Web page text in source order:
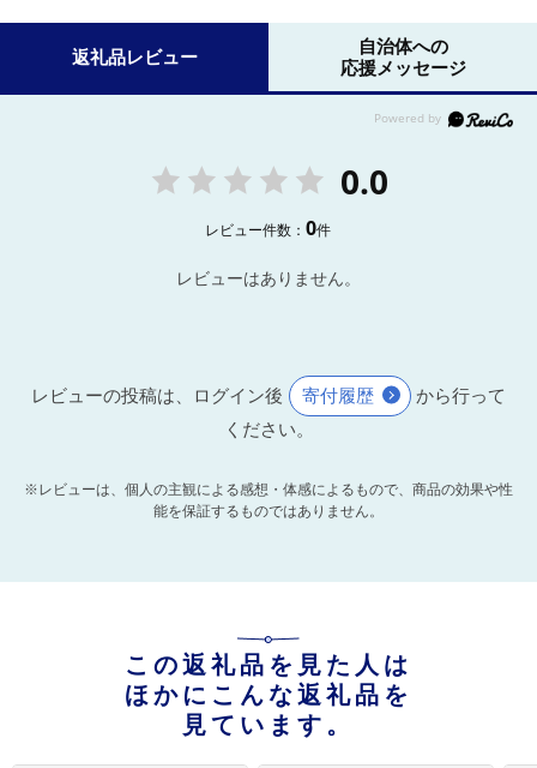
返礼品レビュー
自治体への
応援メッセージ
0.0
レビュー件数：0件
レビューはありません。
レビューの投稿は、ログイン後 寄付履歴
から行って
ください。
※レビューは、個人の主観による感想・体感によるもので、商品の効果や性
能を保証するものではありません。
この返礼品を見た人は
ほかにこんな返礼品を
見ています。